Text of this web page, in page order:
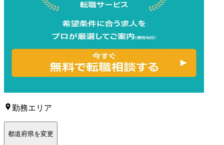
勤務エリア
都道府県を変更